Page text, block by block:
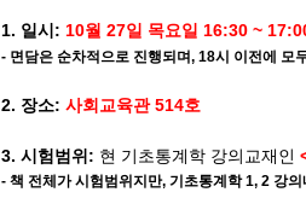
1. 일시: 10월 27일 목요일 16:30 ~
- 면담은 순차적으로 진행되며, 18시 이전에 모
2. 장소: 사회교육관 514호
3. 시험범위: 현 기초통계학 강의교재인
- 책 전체가 시험범위지만, 기초통계학 1, 2 강